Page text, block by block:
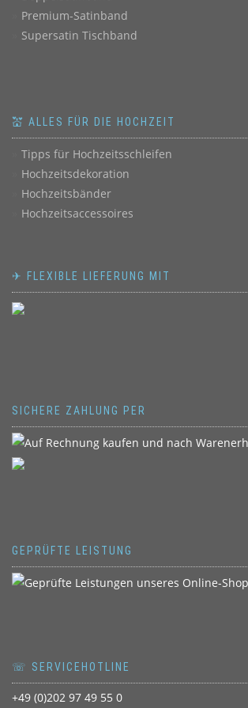
Premium-Satinband
Supersatin Tischband
💒 ALLES FÜR DIE HOCHZEIT
Tipps für Hochzeitsschleifen
Hochzeitsdekoration
Hochzeitsbänder
Hochzeitsaccessoires
✈ FLEXIBLE LIEFERUNG MIT
SICHERE ZAHLUNG PER
GEPRÜFTE LEISTUNG
☏ SERVICEHOTLINE
+49 (0)202 97 49 55 0